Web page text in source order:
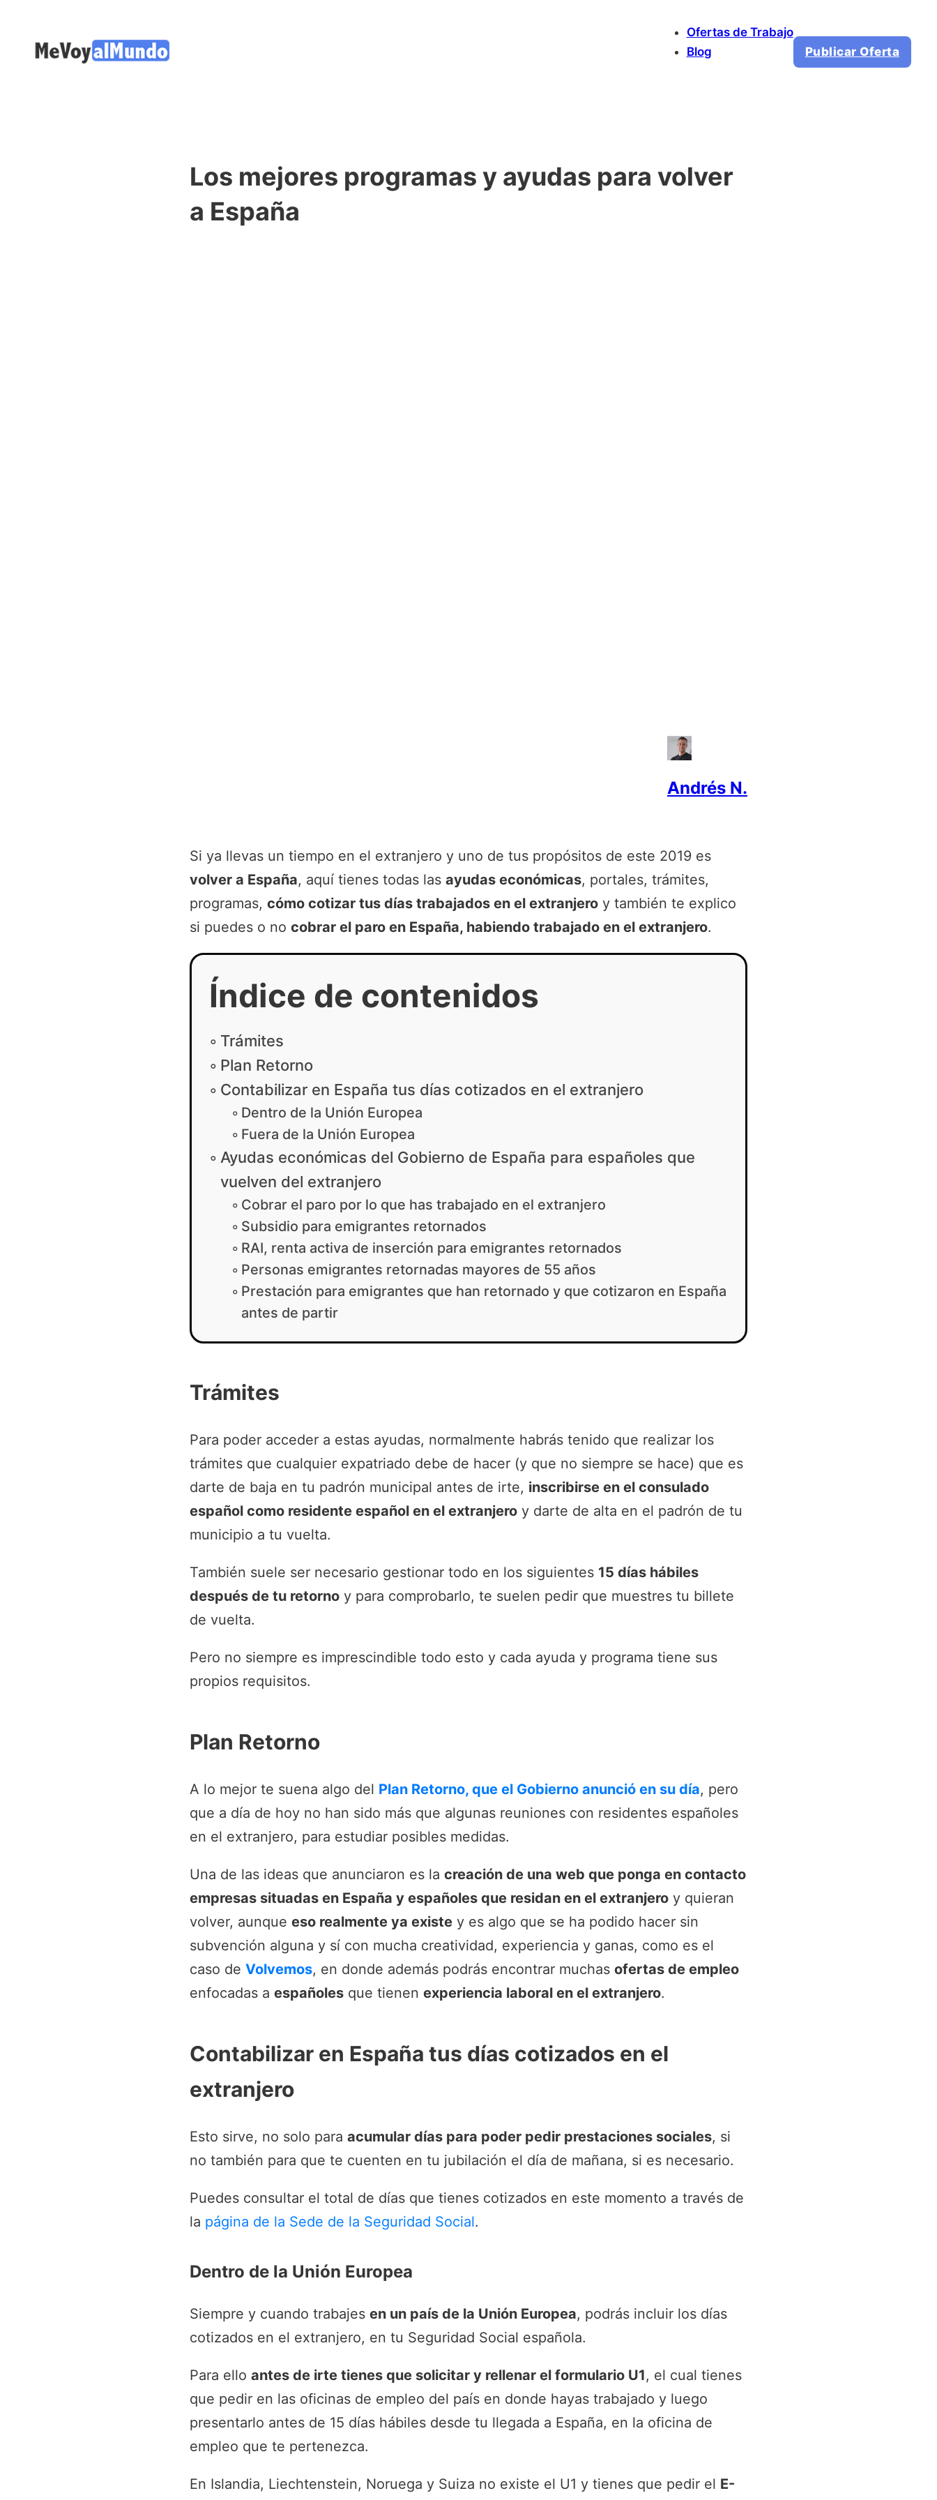
Ofertas de Trabajo
Blog
Publicar Oferta
Los mejores programas y ayudas para volver
a España
Andrés N.
Si ya llevas un tiempo en el extranjero y uno de tus propósitos de este 2019 es
volver a España, aquí tienes todas las ayudas económicas, portales, trámites,
programas, cómo cotizar tus días trabajados en el extranjero y también te explico
si puedes o no cobrar el paro en España, habiendo trabajado en el extranjero.
Índice de contenidos
Trámites
Plan Retorno
Contabilizar en España tus días cotizados en el extranjero
Dentro de la Unión Europea
Fuera de la Unión Europea
Ayudas económicas del Gobierno de España para españoles que
vuelven del extranjero
Cobrar el paro por lo que has trabajado en el extranjero
Subsidio para emigrantes retornados
RAI, renta activa de inserción para emigrantes retornados
Personas emigrantes retornadas mayores de 55 años
Prestación para emigrantes que han retornado y que cotizaron en España
antes de partir
Trámites
Para poder acceder a estas ayudas, normalmente habrás tenido que realizar los
trámites que cualquier expatriado debe de hacer (y que no siempre se hace) que es
darte de baja en tu padrón municipal antes de irte, inscribirse en el consulado
español como residente español en el extranjero y darte de alta en el padrón de tu
municipio a tu vuelta.
También suele ser necesario gestionar todo en los siguientes 15 días hábiles
después de tu retorno y para comprobarlo, te suelen pedir que muestres tu billete
de vuelta.
Pero no siempre es imprescindible todo esto y cada ayuda y programa tiene sus
propios requisitos.
Plan Retorno
A lo mejor te suena algo del Plan Retorno, que el Gobierno anunció en su día, pero
que a día de hoy no han sido más que algunas reuniones con residentes españoles
en el extranjero, para estudiar posibles medidas.
Una de las ideas que anunciaron es la creación de una web que ponga en contacto
empresas situadas en España y españoles que residan en el extranjero y quieran
volver, aunque eso realmente ya existe y es algo que se ha podido hacer sin
subvención alguna y sí con mucha creatividad, experiencia y ganas, como es el
caso de Volvemos, en donde además podrás encontrar muchas ofertas de empleo
enfocadas a españoles que tienen experiencia laboral en el extranjero.
Contabilizar en España tus días cotizados en el
extranjero
Esto sirve, no solo para acumular días para poder pedir prestaciones sociales, si
no también para que te cuenten en tu jubilación el día de mañana, si es necesario.
Puedes consultar el total de días que tienes cotizados en este momento a través de
la página de la Sede de la Seguridad Social.
Dentro de la Unión Europea
Siempre y cuando trabajes en un país de la Unión Europea, podrás incluir los días
cotizados en el extranjero, en tu Seguridad Social española.
Para ello antes de irte tienes que solicitar y rellenar el formulario U1, el cual tienes
que pedir en las oficinas de empleo del país en donde hayas trabajado y luego
presentarlo antes de 15 días hábiles desde tu llegada a España, en la oficina de
empleo que te pertenezca.
En Islandia, Liechtenstein, Noruega y Suiza no existe el U1 y tienes que pedir el E-